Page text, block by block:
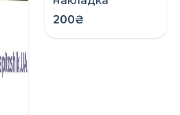
захисний на
ліжко
200₴